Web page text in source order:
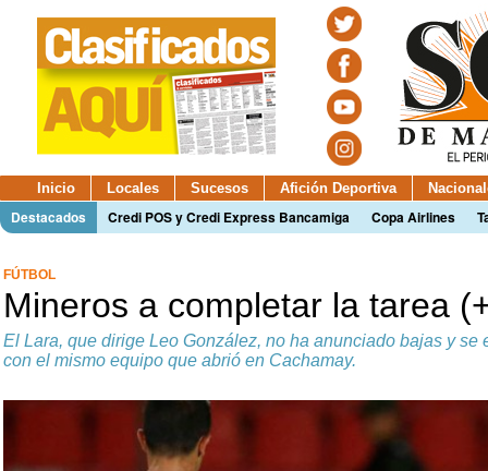
Inicio Locales Sucesos Afición Deportiva
Destacados Credi POS y Credi Express Bancamiga Copa Airlines
FÚTBOL
Mineros a completar la tarea
El Lara, que dirige Leo González, no ha anunciado bajas y se
con el mismo equipo que abrió en Cachamay.